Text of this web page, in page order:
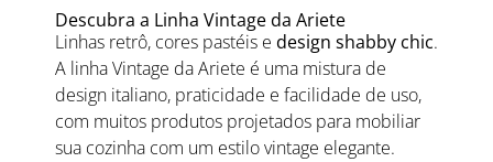
Descubra a Linha Vintage da Ariete
Linhas retrô, cores pastéis e design shabby chic.
A linha Vintage da Ariete é uma mistura de
design italiano, praticidade e facilidade de uso,
com muitos produtos projetados para mobiliar
sua cozinha com um estilo vintage elegante.